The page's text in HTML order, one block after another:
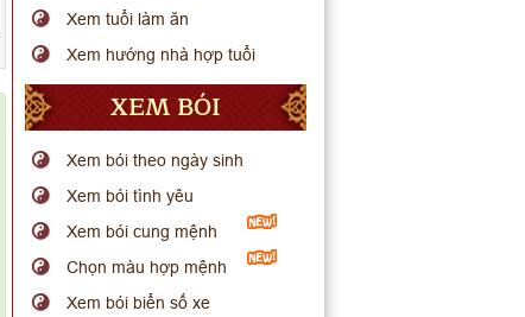
Xem tuổi làm ăn
Xem hướng nhà hợp tuổi
XEM BÓI
Xem bói theo ngày sinh
Xem bói tình yêu
Xem bói cung mệnh
Chọn màu hợp mệnh
Xem bói biển số xe